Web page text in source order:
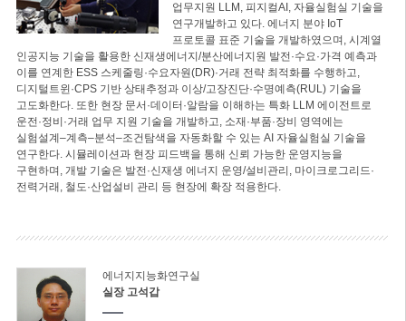
업무지원 LLM, 피지컬AI, 자율실험실 기술을
연구개발하고 있다. 에너지 분야 IoT
프로토콜 표준 기술을 개발하였으며, 시계열
인공지능 기술을 활용한 신재생에너지/분산에너지원 발전·수요·가격 예측과
이를 연계한 ESS 스케줄링·수요자원(DR)·거래 전략 최적화를 수행하고,
디지털트윈·CPS 기반 상태추정과 이상/고장진단·수명예측(RUL) 기술을
고도화한다. 또한 현장 문서·데이터·알람을 이해하는 특화 LLM 에이전트로
운전·정비·거래 업무 지원 기술을 개발하고, 소재·부품·장비 영역에는
실험설계–계측–분석–조건탐색을 자동화할 수 있는 AI 자율실험실 기술을
연구한다. 시뮬레이션과 현장 피드백을 통해 신뢰 가능한 운영지능을
구현하며, 개발 기술은 발전·신재생 에너지 운영/설비관리, 마이크로그리드·
전력거래, 철도·산업설비 관리 등 현장에 확장 적용한다.
에너지지능화연구실
실장 고석갑